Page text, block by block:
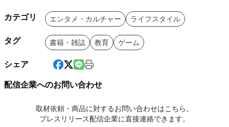
カテゴリ エンタメ・カルチャー ライフスタイル
タグ 書籍・雑誌 教育 ゲーム
シェア
配信企業へのお問い合わせ
取材依頼・商品に対するお問い合わせはこちら。
プレスリリース配信企業に直接連絡できます。